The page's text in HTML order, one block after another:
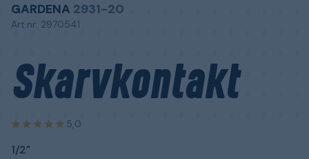
GARDENA 2931-20
Art.nr: 2970541
Skarvkontakt
5,0
1/2"